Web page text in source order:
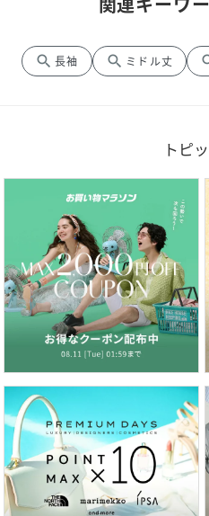
search 長袖 search ミドル丈
トピ